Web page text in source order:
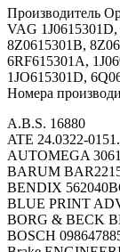
Производитель
VAG 1J0615301D,
8Z0615301B,
6RF615301A,
1JO615301D,
Номера
A.B.S. 16880
ATE 24.0322-
AUTOMEGA
BARUM
BENDIX
BLUE PRINT
BORG & BECK
BOSCH